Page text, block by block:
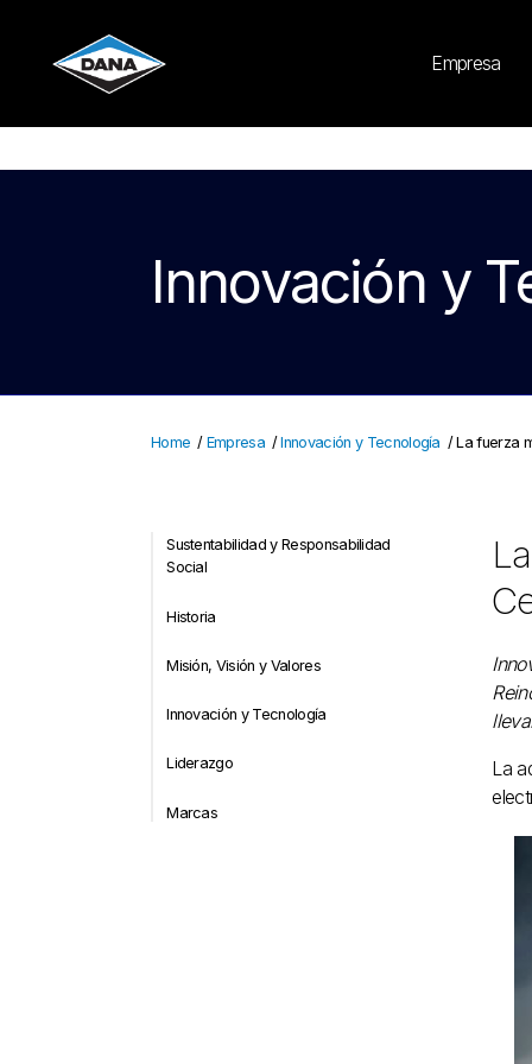
Empresa
Innovación y
Home / Empresa /Innovación y Tecnología /La fuerza
Sustentabilidad y Responsabilidad
Social
Historia
Misión, Visión y Valores
Innovación y Tecnología
Liderazgo
Marcas
La